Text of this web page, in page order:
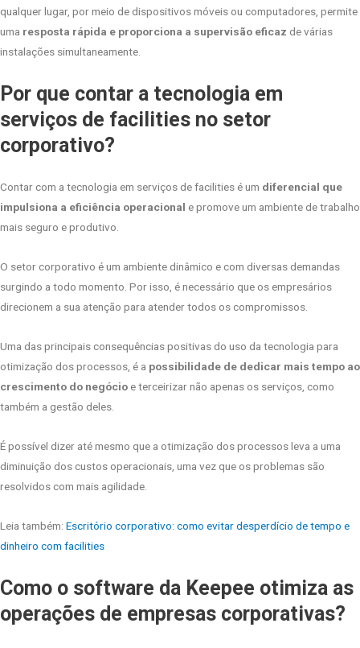
qualquer lugar, por meio de dispositivos móveis ou computadores, permite
uma resposta rápida e proporciona a supervisão eficaz de várias
instalações simultaneamente.
Por que contar a tecnologia em
serviços de facilities no setor
corporativo?
Contar com a tecnologia em serviços de facilities é um diferencial que
impulsiona a eficiência operacional e promove um ambiente de trabalho
mais seguro e produtivo.
O setor corporativo é um ambiente dinâmico e com diversas demandas
surgindo a todo momento. Por isso, é necessário que os empresários
direcionem a sua atenção para atender todos os compromissos.
Uma das principais consequências positivas do uso da tecnologia para
otimização dos processos, é a possibilidade de dedicar mais tempo ao
crescimento do negócioe terceirizar não apenas os serviços, como
também a gestão deles.
É possível dizer até mesmo que a otimização dos processos leva a uma
diminuição dos custos operacionais, uma vez que os problemas são
resolvidos com mais agilidade.
Leia também: Escritório corporativo: como evitar desperdício de tempo e
dinheiro com facilities
Como o software da Keepee otimiza as
operações de empresas corporativas?